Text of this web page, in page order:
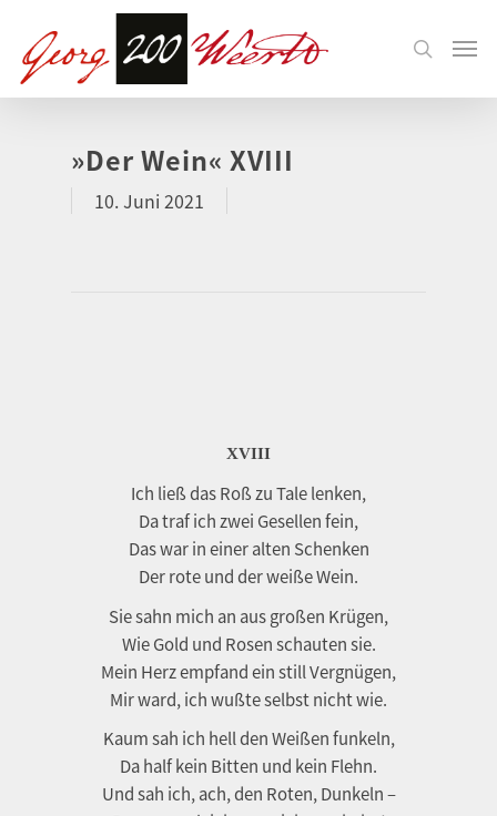
»Der Wein« XVIII
10. Juni 2021
XVIII
Ich ließ das Roß zu Tale lenken,
Da traf ich zwei Gesellen fein,
Das war in einer alten Schenken
Der rote und der weiße Wein.
Sie sahn mich an aus großen Krügen,
Wie Gold und Rosen schauten sie.
Mein Herz empfand ein still Vergnügen,
Mir ward, ich wußte selbst nicht wie.
Kaum sah ich hell den Weißen funkeln,
Da half kein Bitten und kein Flehn.
Und sah ich, ach, den Roten, Dunkeln –